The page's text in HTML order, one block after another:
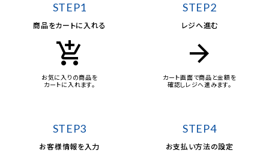
STEP1
商品をカートに入れる
add_shopping_cart
お気に入りの商品を
カートに入れます。
STEP2
レジへ進む
arrow_forward
カート画面で商品と金額を
確認しレジへ進みます。
STEP3
お客様情報を入力
STEP4
お支払い方法の設定